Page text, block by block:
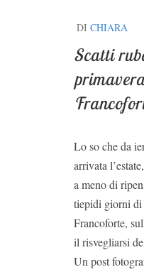
DI CHIARA
Scatti
Lo so che da
arrivata
a meno di
tiepidi giorni di
Francoforte,
il risvegliarsi
Un post